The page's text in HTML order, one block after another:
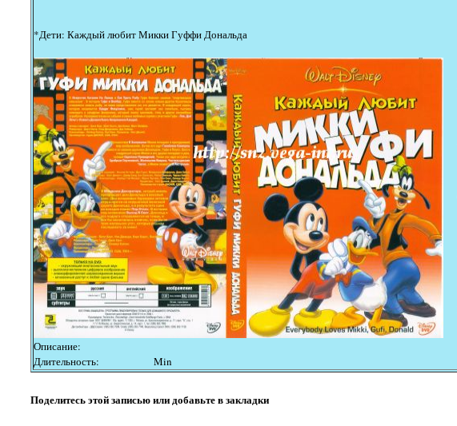
*Дети: Каждый любит Микки Гуффи Дональда
Описание:
Длительность:
Min
Поделитесь этой записью или добавьте в закладки